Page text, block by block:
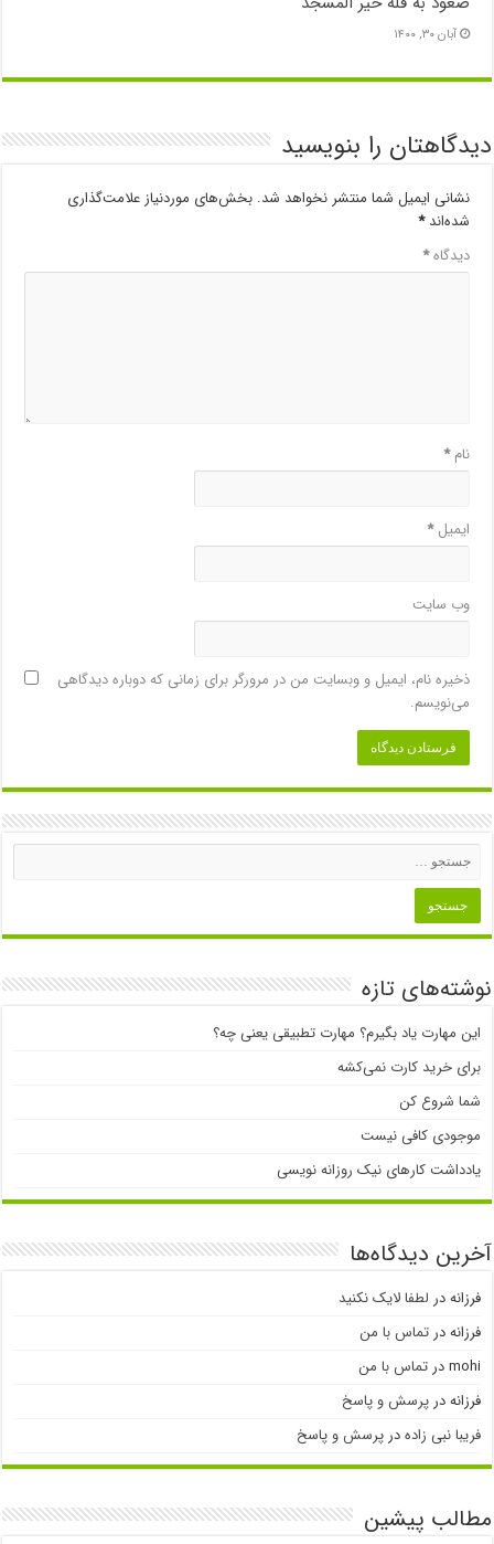
آبان ۳۰, ۱۴۰۰
دیدگاهتان را بنویسید
نشانی ایمیل شما منتشر نخواهد شد. بخش‌های موردنیاز علامت‌گذاری
شده‌اند*
دیدگاه*
نام*
ایمیل*
وب‌ سایت
ذخیره نام، ایمیل و وبسایت من در مرورگر برای زمانی که دوباره دیدگاهی
می‌نویسم.
نوشته‌های تازه
این مهارت یاد بگیرم؟ مهارت تطبیقی یعنی چه؟
برای خرید کارت نمی‌‌کشه
شما شروع کن
موجودی کافی نیست
یادداشت کارهای نیک روزانه نویسی
آخرین دیدگاه‌ها
فرزانهدر لطفا لایک نکنید
فرزانهدرتماس با من
mohiدرتماس با من
فرزانهدرپرسش و پاسخ
فریبا نبی زادهدرپرسش و پاسخ
مطالب پیشین